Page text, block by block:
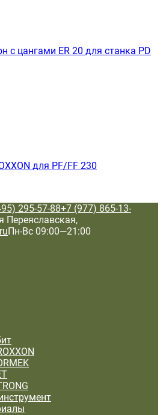
с цангами ER 20 для станка PD
для PF/FF 230
295-57-88+7 (977) 865-13-
Переяславская,
Пн-Вс 09:00—21:00